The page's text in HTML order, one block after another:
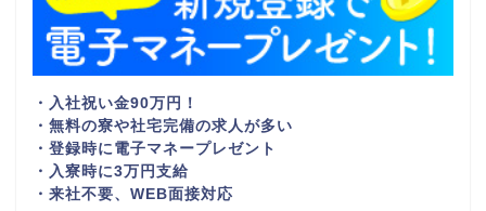
・入社祝い金90万円！
・無料の寮や社宅完備の求人が多い
・登録時に電子マネープレゼント
・入寮時に3万円支給
・来社不要、WEB面接対応